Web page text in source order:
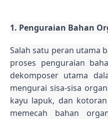
1. Penguraian Bahan
Salah satu peran utama
proses penguraian
dekomposer utama
mengurai sisa-sisa
kayu lapuk, dan
memecah bahan